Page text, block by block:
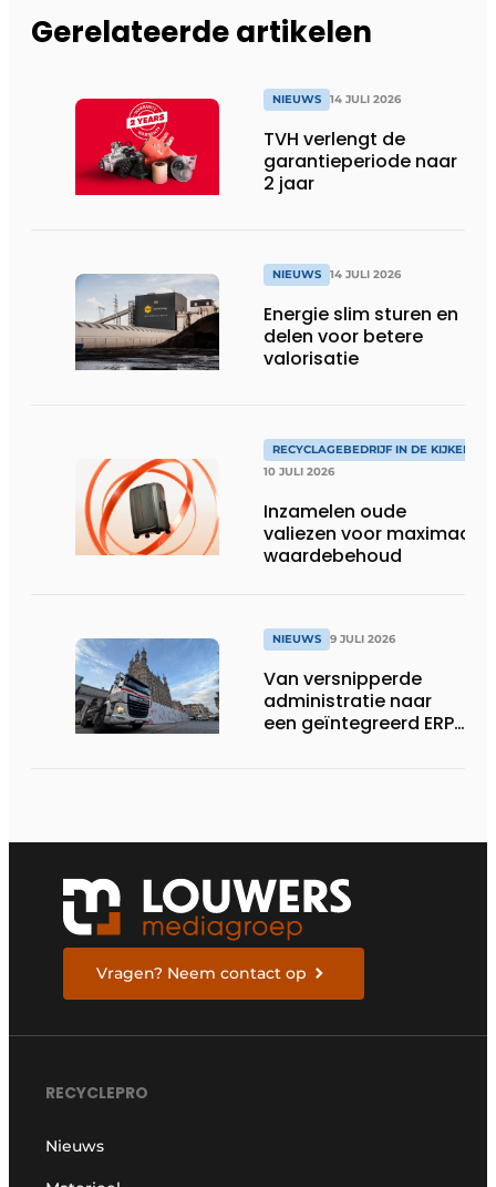
Gerelateerde artikelen
NIEUWS 14 JULI 2026
TVH verlengt de
garantieperiode naar
2 jaar
NIEUWS 14 JULI 2026
Energie slim sturen en
delen voor betere
valorisatie
RECYCLAGEBEDRIJF IN DE KIJKER
10 JULI 2026
Inzamelen oude
valiezen voor maximaal
waardebehoud
NIEUWS 9 JULI 2026
Van versnipperde
administratie naar
een geïntegreerd ERP-
Vragen? Neem contact op
RECYCLEPRO
Nieuws